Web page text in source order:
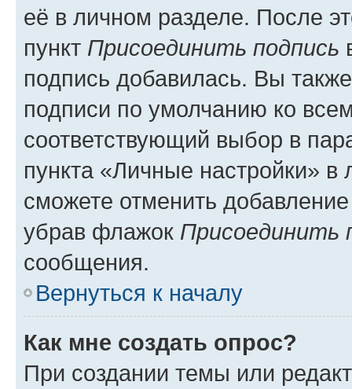
её в личном разделе. После
пункт Присоединить подпись
подпись добавилась. Вы
подписи по умолчанию ко
соответствующий выбор в
пункта «Личные настройки»
сможете отменить
убрав флажок Присоединить
сообщения.
Вернуться к началу
Как мне создать опрос?
При создании темы или